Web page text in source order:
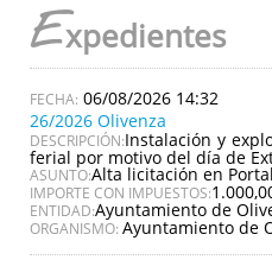
Expedientes
06/08/2026 14:32
26/2026 Olivenza
DESCRIPCIÓN:Instalación y
ferial por motivo del día de
ASUNTO:Alta licitación en Portal
IMPORTE CON IMPUESTOS:
ENTIDAD:Ayuntamiento de
ORGANISMO: Ayuntamiento de